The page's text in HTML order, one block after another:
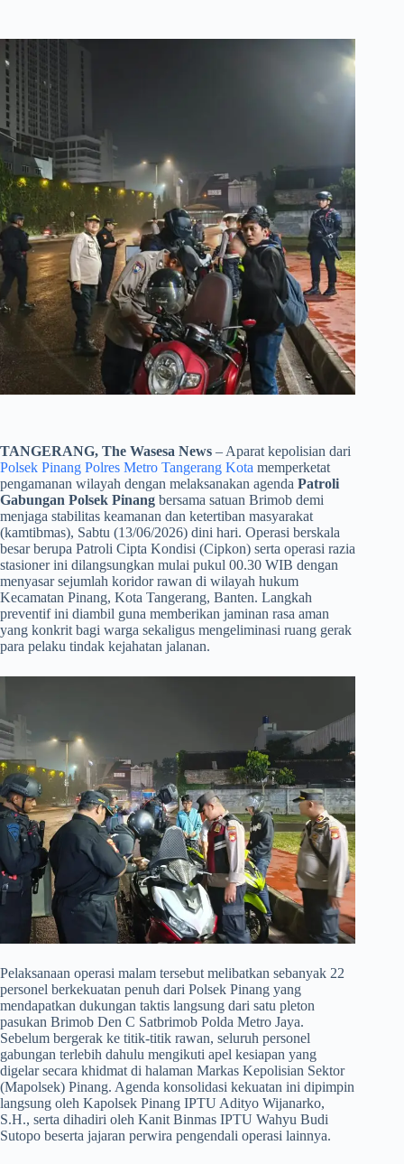
TANGERANG, The Wasesa News – Aparat kepolisian dari
Polsek Pinang Polres Metro Tangerang Kota memperketat
pengamanan wilayah dengan melaksanakan agenda Patroli
Gabungan Polsek Pinang bersama satuan Brimob demi
menjaga stabilitas keamanan dan ketertiban masyarakat
(kamtibmas), Sabtu (13/06/2026) dini hari. Operasi berskala
besar berupa Patroli Cipta Kondisi (Cipkon) serta operasi razia
stasioner ini dilangsungkan mulai pukul 00.30 WIB dengan
menyasar sejumlah koridor rawan di wilayah hukum
Kecamatan Pinang, Kota Tangerang, Banten. Langkah
preventif ini diambil guna memberikan jaminan rasa aman
yang konkrit bagi warga sekaligus mengeliminasi ruang gerak
para pelaku tindak kejahatan jalanan.
​Pelaksanaan operasi malam tersebut melibatkan sebanyak 22
personel berkekuatan penuh dari Polsek Pinang yang
mendapatkan dukungan taktis langsung dari satu pleton
pasukan Brimob Den C Satbrimob Polda Metro Jaya.
Sebelum bergerak ke titik-titik rawan, seluruh personel
gabungan terlebih dahulu mengikuti apel kesiapan yang
digelar secara khidmat di halaman Markas Kepolisian Sektor
(Mapolsek) Pinang. Agenda konsolidasi kekuatan ini dipimpin
langsung oleh Kapolsek Pinang IPTU Adityo Wijanarko,
S.H., serta dihadiri oleh Kanit Binmas IPTU Wahyu Budi
Sutopo beserta jajaran perwira pengendali operasi lainnya.